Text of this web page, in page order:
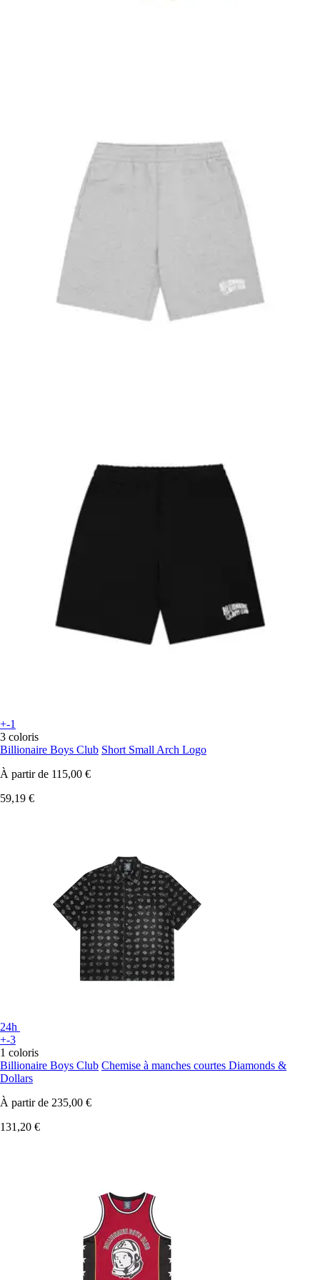
+-1
3 coloris
Billionaire Boys Club Short Small Arch Logo
À partir de 115,00 €
59,19 €
24h
+-3
1 coloris
Billionaire Boys Club Chemise à manches courtes Diamonds &
Dollars
À partir de 235,00 €
131,20 €